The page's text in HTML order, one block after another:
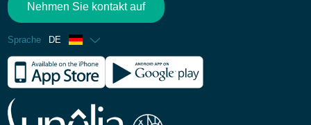
Nehmen Sie kontakt auf
Sprache DE
Französisch
Englisch
Spanisch